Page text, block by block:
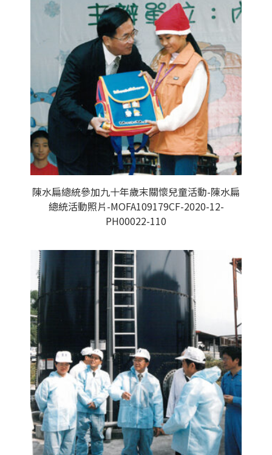
陳水扁總統參加九十年歲末關懷兒童活動-陳水扁
總統活動照片-MOFA109179CF-2020-12-
PH00022-110